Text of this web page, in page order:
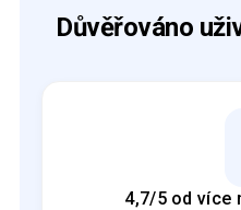
Důvěřováno
4,7/5 od více